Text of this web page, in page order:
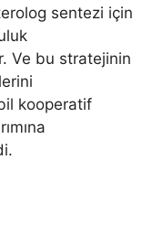
sentezi için
Ve bu stratejinin
kooperatif